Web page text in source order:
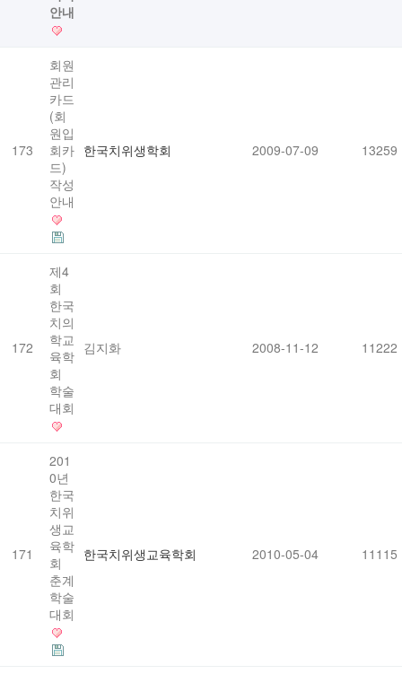
안내
173
회원
관리
카드
(회
원입
회카
드)
작성
안내
한국치위생학회 2009-07-09 13259
172
제4
회
한국
치의
학교
육학
회
학술
대회
김지화 2008-11-12 11222
171
201
0년
한국
치위
생교
육학
회
춘계
학술
대회
한국치위생교육학회 2010-05-04 11115